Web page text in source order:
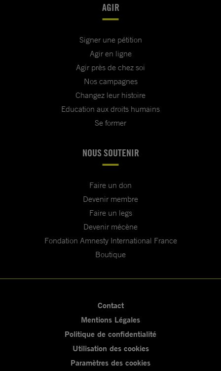
AGIR
Signer une pétition
Agir en ligne
Agir près de chez soi
Nos campagnes
Changez leur histoire
Education aux droits humains
Se former
NOUS SOUTENIR
Faire un don
Devenir membre
Faire un legs
Devenir mécène
Fondation Amnesty International France
Boutique
Contact
Mentions Légales
Politique de confidentialité
Utilisation des cookies
Paramètres des cookies